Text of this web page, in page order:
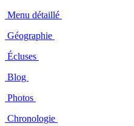
Menu détaillé
Géographie
Écluses
Blog
Photos
Chronologie